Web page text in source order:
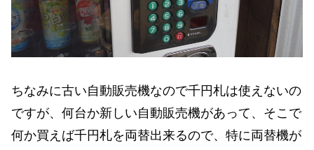
ちなみに古い自動販売機なので千円札は使えないの
ですが、何台か新しい自動販売機があって、そこで
何か買えば千円札を両替出来るので、特に両替機が